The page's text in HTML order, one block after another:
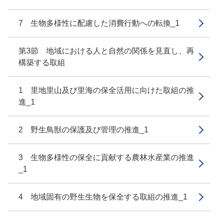
7 生物多様性に配慮した消費行動への転換_1
第3節 地域における人と自然の関係を見直し、再
構築する取組
1 里地里山及び里海の保全活用に向けた取組の推
進_1
2 野生鳥獣の保護及び管理の推進_1
3 生物多様性の保全に貢献する農林水産業の推進
_1
4 地域固有の野生生物を保全する取組の推進_1